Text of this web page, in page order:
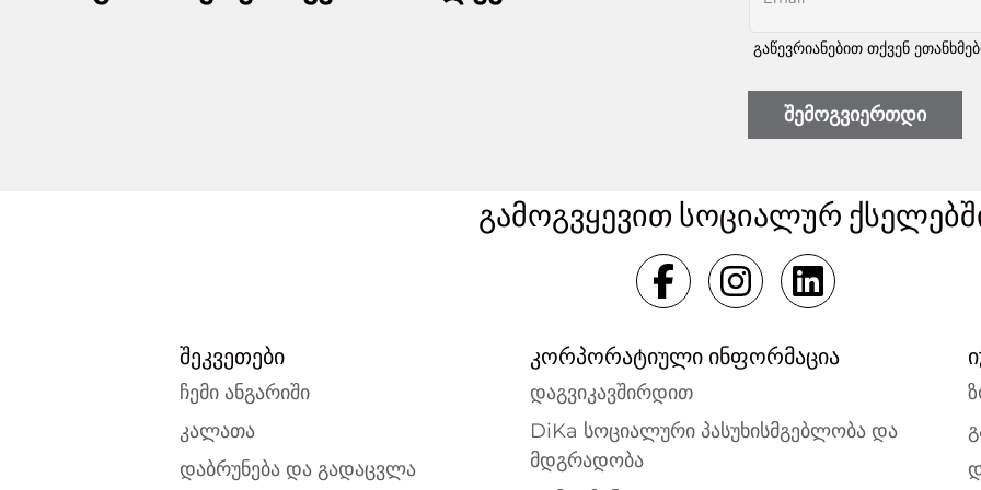
გაწევრიანებით თქვენ
შემოგვიერთდი
გამოგვყევით სოციალურ
შეკვეთები
ჩემი ანგარიში
კალათა
დაბრუნება და გადაცვლა
კორპორატიული ინფორმაცია
დაგვიკავშირდით
DiKa სოციალური პასუხისმგებლობა და
მდგრადობა